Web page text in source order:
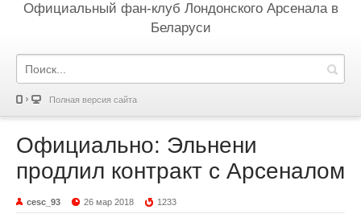
Официальный фан-клуб Лондонского Арсенала в
Беларуси
Полная версия сайта
Официально: Эльнени
продлил контракт с Арсеналом
cesc_93 26 мар 2018 1233